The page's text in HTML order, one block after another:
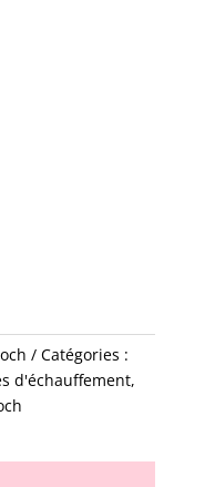
Catégories :
d'échauffement,